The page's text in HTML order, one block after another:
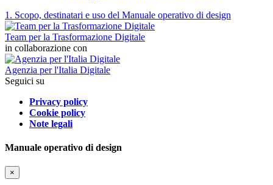
1. Scopo, destinatari e uso del Manuale operativo di design
Team per la Trasformazione Digitale
in collaborazione con
Agenzia per l'Italia Digitale
Seguici su
Privacy policy
Cookie policy
Note legali
Manuale operativo di design
×